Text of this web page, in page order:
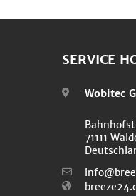
SERVICE
Wobitec
71111